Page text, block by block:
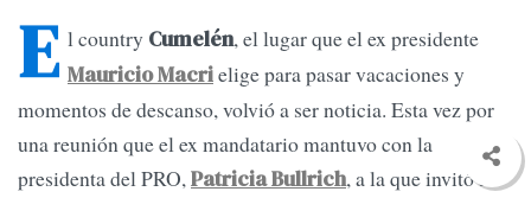
E l country Cumelén, el lugar que el ex presidente
Mauricio Macrielige para pasar vacaciones y
momentos de descanso, volvió a ser noticia. Esta vez por
una reunión que el ex mandatario mantuvo con la
presidenta del PRO,Patricia Bullrich, a la que invitó a